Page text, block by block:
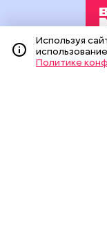
Издание создано
средств массовой
На сайте
(информационные
Используя
Политике